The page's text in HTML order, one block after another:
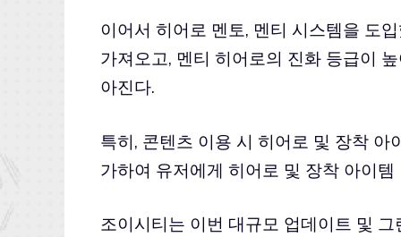
이어서 히어로 멘토, 멘티 시스템을 도
가져오고, 멘티 히어로의 진화 등급이
아진다.
특히, 콘텐츠 이용 시 히어로 및 장착 아
가하여 유저에게 히어로 및 장착 아이
조이시티는 이번 대규모 업데이트 및